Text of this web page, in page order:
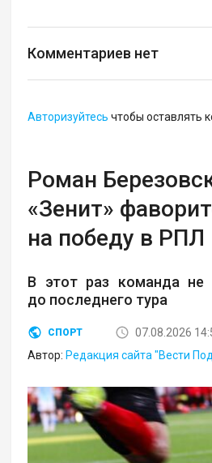
Комментариев нет
Авторизуйтесь чтобы оставлять
Роман
«Зенит»
на победу в РПЛ
В этот раз команда не
до последнего тура
СПОРТ
07.08.2026
Автор: Редакция сайта "Вести